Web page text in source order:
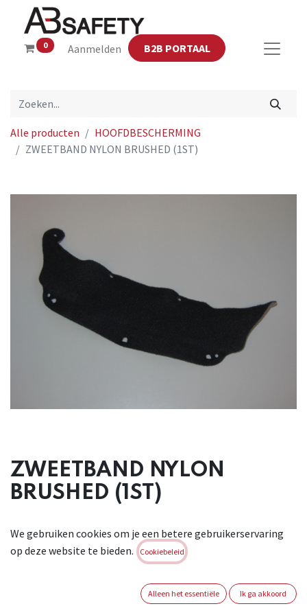
0 Aanmelden B2B PORTAAL
Alle producten
HOOFDBESCHERMING
ZWEETBAND NYLON BRUSHED (1ST)
ZWEETBAND NYLON
BRUSHED (1ST)
voor Centurion
veiligheidshelmen Reflex, 1125 en Vulcan. Geschikt voor:
werkomstandigheden. Niet apart gekeurd als PBM.
We gebruiken cookies om je een betere gebruikerservaring
op deze website te bieden.
Cookiebeleid
Alleen het essentiële Ik ga akkoord